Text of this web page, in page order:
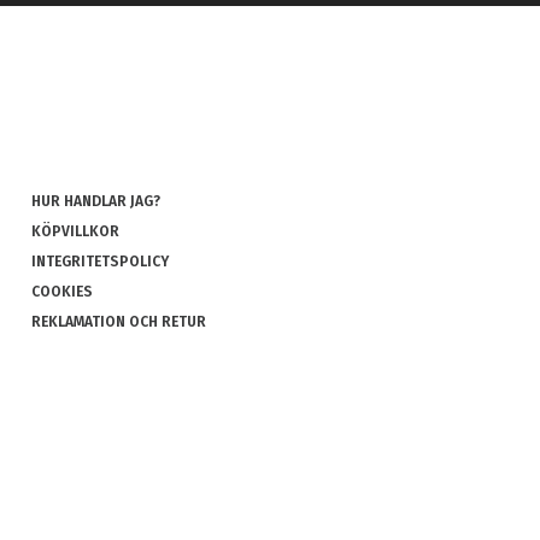
HUR HANDLAR JAG?
KÖPVILLKOR
INTEGRITETSPOLICY
COOKIES
REKLAMATION OCH RETUR